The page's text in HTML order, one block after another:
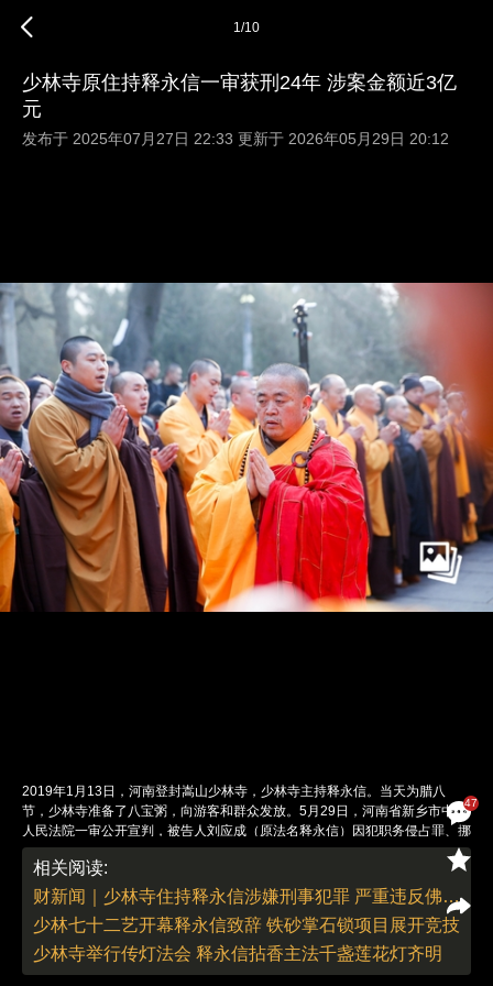
47
1/10
少林寺原住持释永信一审获刑24年 涉案金额近3亿
元
发布于 2025年07月27日 22:33 更新于 2026年05月29日 20:12
2019年1月13日，河南登封嵩山少林寺，少林寺主持释永信。当天为腊八
节，少林寺准备了八宝粥，向游客和群众发放。5月29日，河南省新乡市中级
人民法院一审公开宣判，被告人刘应成（原法名释永信）因犯职务侵占罪、挪
用资金罪、非国家工作人员受贿罪、行贿罪，数罪并罚，被判处有期徒刑二十
四年，并处罚金人民币三百五十万元。法院审理查明，2003年至2025年间，
释永信利用担任少林寺住持等职务便利，单独或伙同他人非法侵占单位财物
1.31亿余元，挪用单位资金1.51亿余元，另非法收受他人财物1163万余元，
行贿567万余元。释永信当庭表示服判不上诉。图：IC photo
责任编辑：刘青 翁倩 | 版面编辑：刘青
相关阅读:
财新闻｜少林寺住持释永信涉嫌刑事犯罪 严重违反佛教戒律 正接受调查
少林七十二艺开幕释永信致辞 铁砂掌石锁项目展开竞技
少林寺举行传灯法会 释永信拈香主法千盏莲花灯齐明